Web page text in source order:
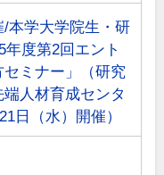
/本学大学院生・研
年度第2回エント
セミナー」（研究
人材育成センタ
日（水）開催）